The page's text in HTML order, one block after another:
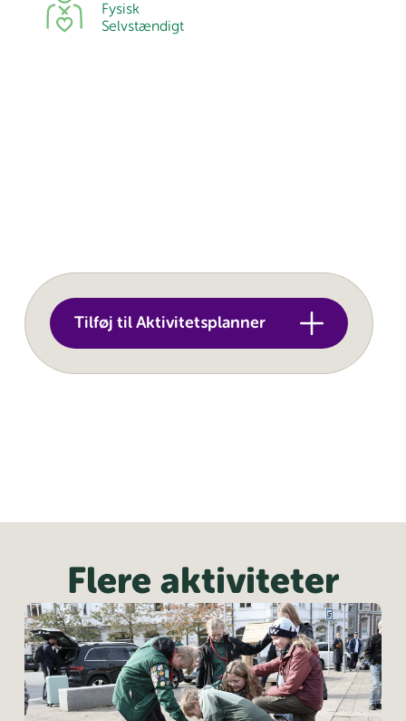
Fysisk
Selvstændigt
Tilføj til Aktivitetsplanner
Flere aktiviteter